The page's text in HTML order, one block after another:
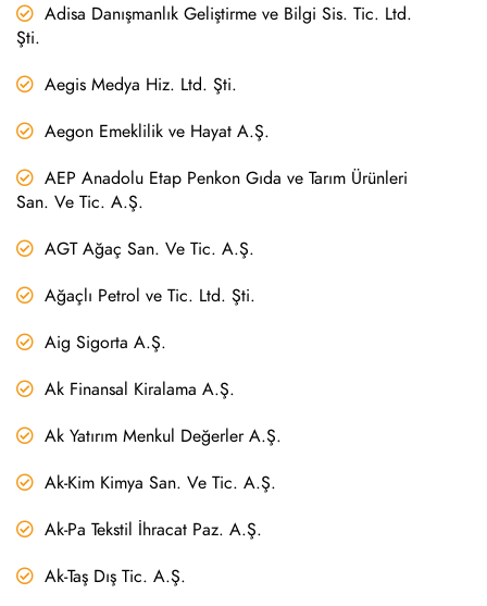
Adisa Danışmanlık Geliştirme ve Bilgi Sis. Tic. Ltd.
Şti.
Aegis Medya Hiz. Ltd. Şti.
Aegon Emeklilik ve Hayat A.Ş.
AEP Anadolu Etap Penkon Gıda ve Tarım Ürünleri
San. Ve Tic. A.Ş.
AGT Ağaç San. Ve Tic. A.Ş.
Ağaçlı Petrol ve Tic. Ltd. Şti.
Aig Sigorta A.Ş.
Ak Finansal Kiralama A.Ş.
Ak Yatırım Menkul Değerler A.Ş.
Ak-Kim Kimya San. Ve Tic. A.Ş.
Ak-Pa Tekstil İhracat Paz. A.Ş.
Ak-Taş Dış Tic. A.Ş.